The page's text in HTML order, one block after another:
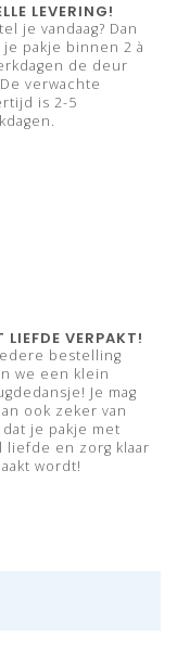
LEVERING!
je vandaag? Dan
je pakje binnen 2 à
de deur
verwachte
is 2-5
LIEFDE VERPAKT!
bestelling
we een klein
Je mag
ook zeker van
je pakje met
liefde en zorg klaar
wordt!